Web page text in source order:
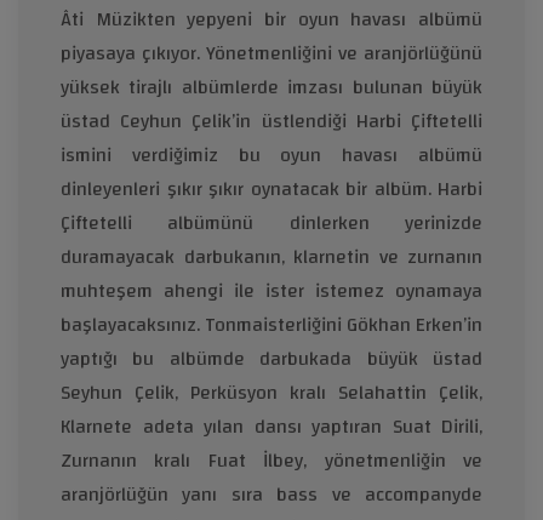
Âti Müzikten yepyeni bir oyun havası albümü
piyasaya çıkıyor. Yönetmenliğini ve aranjörlüğünü
yüksek tirajlı albümlerde imzası bulunan büyük
üstad Ceyhun Çelik’in üstlendiği Harbi Çiftetelli
ismini verdiğimiz bu oyun havası albümü
dinleyenleri şıkır şıkır oynatacak bir albüm. Harbi
Çiftetelli albümünü dinlerken yerinizde
duramayacak darbukanın, klarnetin ve zurnanın
muhteşem ahengi ile ister istemez oynamaya
başlayacaksınız. Tonmaisterliğini Gökhan Erken’in
yaptığı bu albümde darbukada büyük üstad
Seyhun Çelik, Perküsyon kralı Selahattin Çelik,
Klarnete adeta yılan dansı yaptıran Suat Dirili,
Zurnanın kralı Fuat İlbey, yönetmenliğin ve
aranjörlüğün yanı sıra bass ve accompanyde